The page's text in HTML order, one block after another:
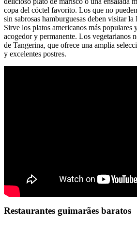
copa del cóctel favorito. Los que no
sin sabrosas hamburguesas deben visitar
Sirve los platos americanos más populares
acogedor y permanente. Los vegetarianos
de Tangerina, que ofrece una amplia
y excelentes postres.
Restaurantes guimarães baratos